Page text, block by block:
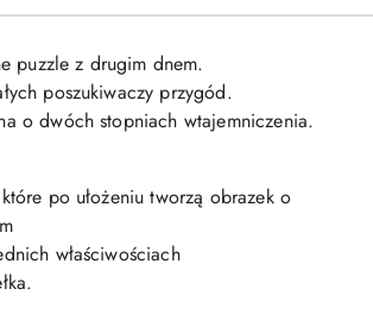
puzzle z drugim dnem.
poszukiwaczy przygód.
o dwóch stopniach wtajemniczenia.
po ułożeniu tworzą obrazek o
właściwościach